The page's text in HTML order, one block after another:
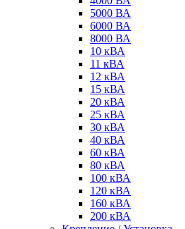
5000 ВА
6000 ВА
8000 ВА
10 кВА
11 кВА
12 кВА
15 кВА
20 кВА
25 кВА
30 кВА
40 кВА
60 кВА
80 кВА
100 кВА
120 кВА
160 кВА
200 кВА